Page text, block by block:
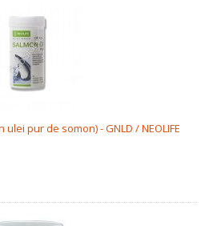
pur de somon) - GNLD / NEOLIFE